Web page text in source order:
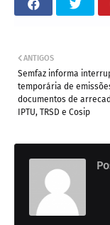
ANTIGOS
Semfaz informa
temporária de
documentos de
IPTU, TRSD e Cosip